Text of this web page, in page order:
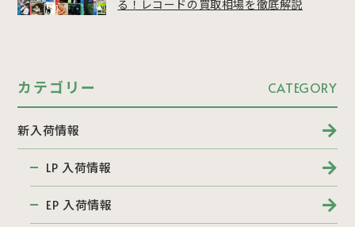
る！レコードの買取相場を徹底解説
カテゴリー CATEGORY
新入荷情報
LP 入荷情報
EP 入荷情報